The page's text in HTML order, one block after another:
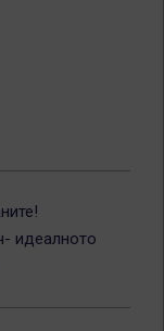
идеалното